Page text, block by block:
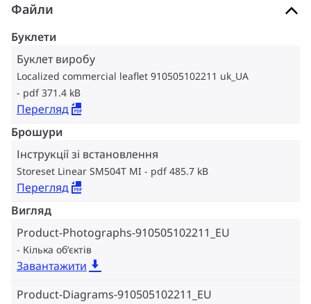
Файли
Буклети
Буклет виробу
Localized commercial leaflet 910505102211 uk_UA
pdf 371.4 kB
Перегляд
Брошури
Інструкції зі встановлення
Storeset Linear SM504T MI pdf 485.7 kB
Перегляд
Вигляд
Product-Photographs-910505102211_EU
Кілька об‘єктів
Завантажити
Product-Diagrams-910505102211_EU